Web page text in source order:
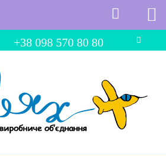
+38 098 570 80 80